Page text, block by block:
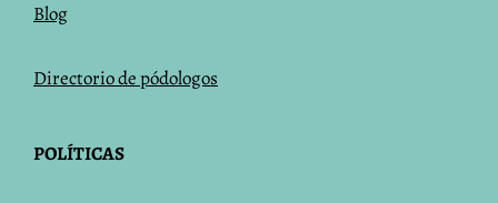
Blog
Directorio de pódologos
POLÍTICAS